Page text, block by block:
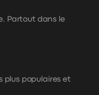
Partout dans le
plus populaires et